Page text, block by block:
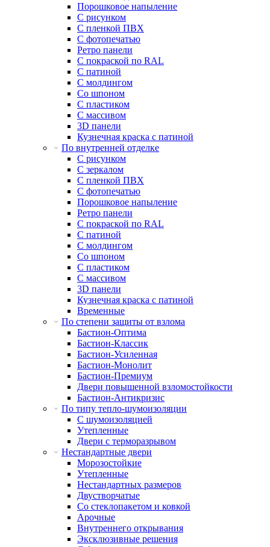
Порошковое напыление
С рисунком
С пленкой ПВХ
С фотопечатью
Ретро панели
С покраской по RAL
С патиной
С молдингом
Со шпоном
С пластиком
С массивом
3D панели
Кузнечная краска с патиной
По внутренней отделке
С рисунком
С зеркалом
С пленкой ПВХ
С фотопечатью
Порошковое напыление
Ретро панели
С покраской по RAL
С патиной
С молдингом
Со шпоном
С пластиком
С массивом
3D панели
Кузнечная краска с патиной
Временные
По степени защиты от взлома
Бастион-Оптима
Бастион-Классик
Бастион-Усиленная
Бастион-Монолит
Бастион-Премиум
Двери повышенной взломостойкости
Бастион-Антикризис
По типу тепло-шумоизоляции
С шумоизоляцией
Утепленные
Двери с терморазрывом
Нестандартные двери
Морозостойкие
Утепленные
Нестандартных размеров
Двустворчатые
Со стеклопакетом и ковкой
Арочные
Внутреннего открывания
Эксклюзивные решения